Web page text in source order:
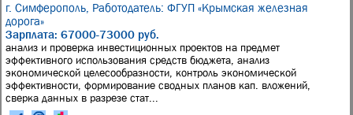
г. Симферополь, Работодатель: ФГУП «Крымская железная
дорога»
Зарплата: 67000-73000 руб.
анализ и проверка инвестиционных проектов на предмет
эффективного использования средств бюджета, анализ
экономической целесообразности, контроль экономической
эффективности, формирование сводных планов кап. вложений,
сверка данных в разрезе стат...